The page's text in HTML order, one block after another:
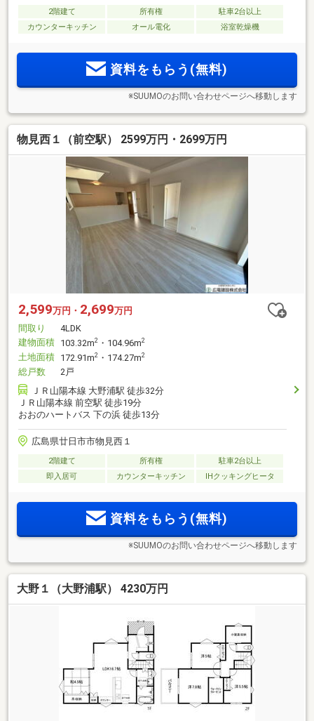
2階建て 所有権
駐車2台以上
カウンターキッチン
オール電化 浴室乾燥機
資料をもらう(無料)
※SUUMOのお問い合わせページへ移動します
物見西１（前空駅） 2599万円・2699万円
2,599万円・ 2,699万円
間取り
4LDK
建物面積 103.32m2 ・104.96m2
土地面積 172.91m2 ・174.27m2
総戸数
2戸
ＪＲ山陽本線 大野浦駅 徒歩32分
ＪＲ山陽本線 前空駅 徒歩19分
おおのハートバス 下の浜 徒歩13分
広島県廿日市市物見西１
2階建て 所有権
駐車2台以上
即入居可
カウンターキッチン IHクッキングヒータ
資料をもらう(無料)
※SUUMOのお問い合わせページへ移動します
大野１（大野浦駅） 4230万円